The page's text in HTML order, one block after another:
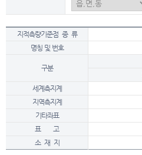
지적측량기준점 종 류
명칭 및 번호
구분
세계측지계
지역측지계
기타좌표
표 고
소 재 지